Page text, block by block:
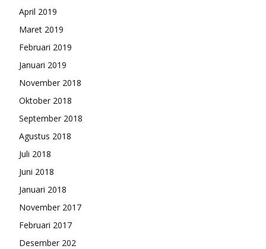
April 2019
Maret 2019
Februari 2019
Januari 2019
November 2018
Oktober 2018
September 2018
Agustus 2018
Juli 2018
Juni 2018
Januari 2018
November 2017
Februari 2017
Desember 202